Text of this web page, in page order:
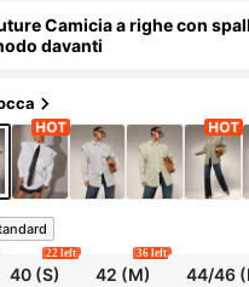
Camicia a righe con
davanti
40 (S)
22 left
42 (M)
36 left
44/46